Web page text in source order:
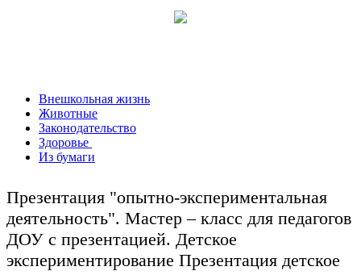
Внешкольная жизнь
Животные
Законодательство
Здоровье
Из бумаги
Презентация "опытно-экспериментальная
деятельность". Мастер – класс для педагогов
ДОУ с презентацией. Детское
экспериментирование Презентация детское